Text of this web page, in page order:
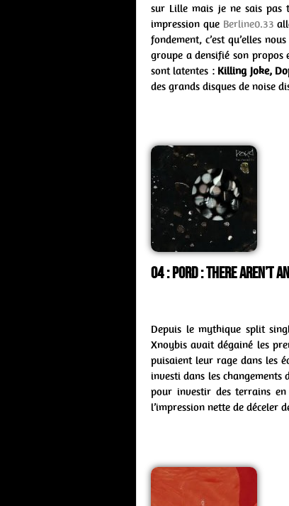
sur Lille mais je ne sais pas
impression que Berline0.33
fondement, c’est qu’elles
groupe a densifié son propos
sont latentes : Killing Joke,
des grands disques de noise
04 : Pord : there aren’t
Depuis le mythique split
Xnoybis avait dégainé les
puisaient leur rage dans les
investi dans les changements
pour investir des terrains en
l’impression nette de déceler